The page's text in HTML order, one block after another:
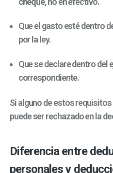
Que el gasto esté dentro
por la ley.
Que se declare dentro del
correspondiente.
Si alguno de estos
puede ser rechazado en la
Diferencia entre
personales y